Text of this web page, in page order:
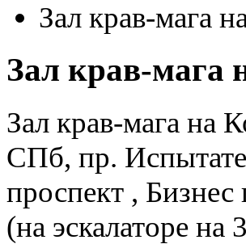
Зал крав-мага
Зал крав-мага
Зал крав-мага на
СПб, пр.
проспект ,
(на эскалаторе на